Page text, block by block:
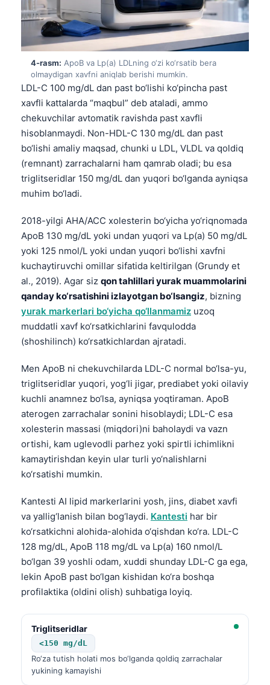
4-rasm: ApoB va Lp(a) LDLning o‘zi ko‘rsatib bera
olmaydigan xavfni aniqlab berishi mumkin.
LDL-C 100 mg/dL dan past bo‘lishi ko‘pincha past
xavfli kattalarda “maqbul” deb ataladi, ammo
chekuvchilar avtomatik ravishda past xavfli
hisoblanmaydi. Non-HDL-C 130 mg/dL dan past
bo‘lishi amaliy maqsad, chunki u LDL, VLDL va qoldiq
(remnant) zarrachalarni ham qamrab oladi; bu esa
triglitseridlar 150 mg/dL dan yuqori bo‘lganda ayniqsa
muhim bo‘ladi.
2018-yilgi AHA/ACC xolesterin bo‘yicha yo‘riqnomada
ApoB 130 mg/dL yoki undan yuqori va Lp(a) 50 mg/dL
yoki 125 nmol/L yoki undan yuqori bo‘lishi xavfni
kuchaytiruvchi omillar sifatida keltirilgan (Grundy et
al., 2019). Agar siz qon tahlillari yurak muammolarini
qanday ko‘rsatishini izlayotgan bo‘lsangiz, bizning
yurak markerlari bo‘yicha qo‘llanmamiz uzoq
muddatli xavf ko‘rsatkichlarini favqulodda
(shoshilinch) ko‘rsatkichlardan ajratadi.
Men ApoB ni chekuvchilarda LDL-C normal bo‘lsa-yu,
triglitseridlar yuqori, yog‘li jigar, prediabet yoki oilaviy
kuchli anamnez bo‘lsa, ayniqsa yoqtiraman. ApoB
aterogen zarrachalar sonini hisoblaydi; LDL-C esa
xolesterin massasi (miqdori)ni baholaydi va vazn
ortishi, kam uglevodli parhez yoki spirtli ichimlikni
kamaytirishdan keyin ular turli yo‘nalishlarni
ko‘rsatishi mumkin.
Kantesti AI lipid markerlarini yosh, jins, diabet xavfi
va yallig‘lanish bilan bog‘laydi. Kantesti har bir
ko‘rsatkichni alohida-alohida o‘qishdan ko‘ra. LDL-C
128 mg/dL, ApoB 118 mg/dL va Lp(a) 160 nmol/L
bo‘lgan 39 yoshli odam, xuddi shunday LDL-C ga ega,
lekin ApoB past bo‘lgan kishidan ko‘ra boshqa
profilaktika (oldini olish) suhbatiga loyiq.
Triglitseridlar
<150 mg/dL
Ro‘za tutish holati mos bo‘lganda qoldiq zarrachalar
yukining kamayishi
Cebuano
ئۇيغۇرچە
Кыргызча
Татар теле
Беларуская мова
Esperanto
Frysk
Ślōnskŏ gŏdka
Norsk bokmål